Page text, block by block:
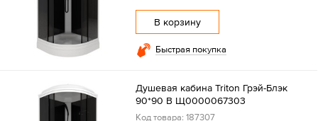
В корзину
Быстрая покупка
Душевая кабина Triton Грэй-Блэк
90*90 В Щ0000067303
Код товара: 187307